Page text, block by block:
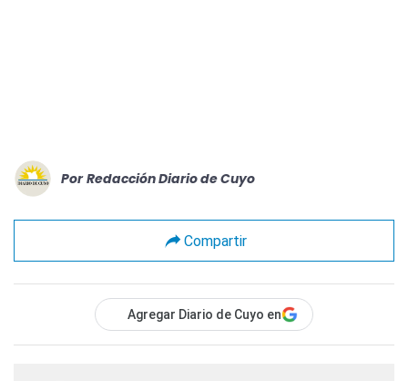
Por Redacción Diario de Cuyo
Compartir
Agregar Diario de Cuyo en